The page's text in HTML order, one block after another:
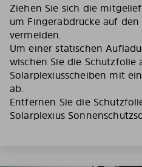
Ziehen Sie sich die
um Fingerabdrücke auf
vermeiden.
Um einer statischen
wischen Sie die Schutzfolie
Solarplexiusscheiben mit
ab.
Entfernen Sie die
Solarplexius